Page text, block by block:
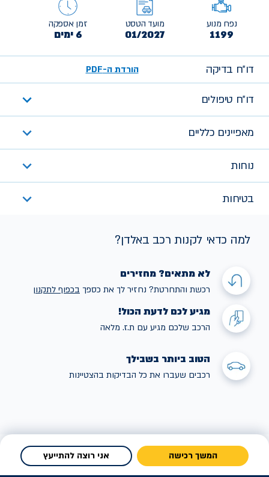
נפח מנוע
1199
מועד הטסט
01/2027
זמן אספקה
6 ימים
דו״ח בדיקה הורדת ה-PDF
דו״ח טיפולים
מאפיינים כלליים
נוחות
בטיחות
למה כדאי לקנות רכב באלדן?
לא מתאים? מחזירים
רכשת והתחרטת? נחזיר לך את כספך בכפוף לתקנון
מגיע לכם לדעת הכול!
הרכב שלכם מגיע עם ת.ז. מלאה
הטוב ביותר בשבילך
רכבים שעברו את כל הבדיקות בהצטיינות
המשך רכישה אני רוצה להתייעץ